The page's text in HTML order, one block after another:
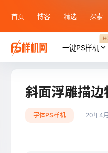
首页 博客 精选 探索
一键PS样机
斜面浮雕描
字体PS样机 20年4